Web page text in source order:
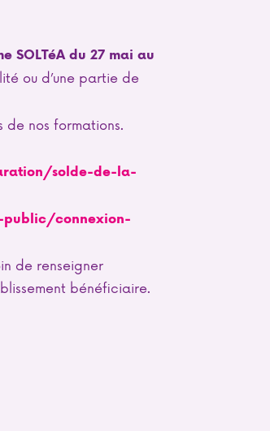
SOLTéA du 27 mai au
ou d’une partie de
de nos formations.
solde-de-la-
public/connexion-
de renseigner
bénéficiaire.